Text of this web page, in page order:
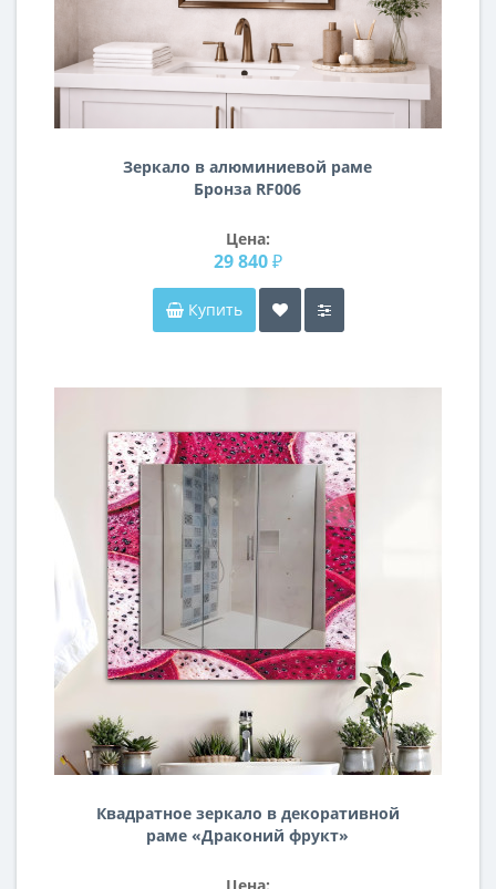
Зеркало в алюминиевой раме
Бронза RF006
Цена:
29 840 ₽
Купить
Квадратное зеркало в декоративной
раме «Драконий фрукт»